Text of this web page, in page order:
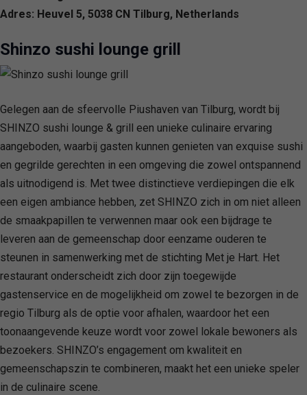
Adres: Heuvel 5, 5038 CN Tilburg, Netherlands
Shinzo sushi lounge grill
Gelegen aan de sfeervolle Piushaven van Tilburg, wordt bij
SHINZO sushi lounge & grill een unieke culinaire ervaring
aangeboden, waarbij gasten kunnen genieten van exquise sushi
en gegrilde gerechten in een omgeving die zowel ontspannend
als uitnodigend is. Met twee distinctieve verdiepingen die elk
een eigen ambiance hebben, zet SHINZO zich in om niet alleen
de smaakpapillen te verwennen maar ook een bijdrage te
leveren aan de gemeenschap door eenzame ouderen te
steunen in samenwerking met de stichting Met je Hart. Het
restaurant onderscheidt zich door zijn toegewijde
gastenservice en de mogelijkheid om zowel te bezorgen in de
regio Tilburg als de optie voor afhalen, waardoor het een
toonaangevende keuze wordt voor zowel lokale bewoners als
bezoekers. SHINZO’s engagement om kwaliteit en
gemeenschapszin te combineren, maakt het een unieke speler
in de culinaire scene.